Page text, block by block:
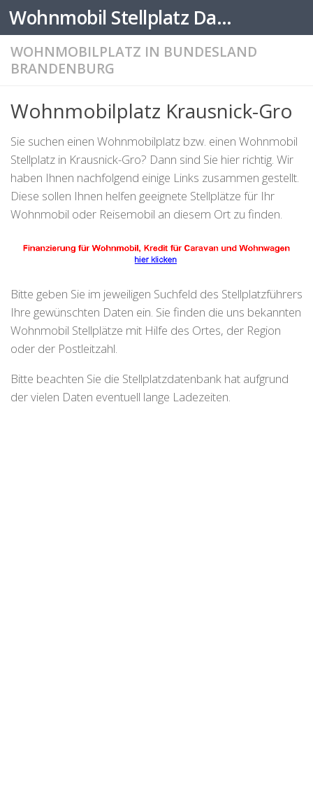
Zum Inhalt springen Wohnmobil Stellplatz Datenbank
WOHNMOBILPLATZ IN BUNDESLAND
BRANDENBURG
Wohnmobilplatz Krausnick-Gro
Sie suchen einen Wohnmobilplatz bzw. einen Wohnmobil
Stellplatz in Krausnick-Gro? Dann sind Sie hier richtig. Wir
haben Ihnen nachfolgend einige Links zusammen gestellt.
Diese sollen Ihnen helfen geeignete Stellplätze für Ihr
Wohnmobil oder Reisemobil an diesem Ort zu finden.
Bitte geben Sie im jeweiligen Suchfeld des Stellplatzführers
Ihre gewünschten Daten ein. Sie finden die uns bekannten
Wohnmobil Stellplätze mit Hilfe des Ortes, der Region
oder der Postleitzahl.
Bitte beachten Sie die Stellplatzdatenbank hat aufgrund
der vielen Daten eventuell lange Ladezeiten.